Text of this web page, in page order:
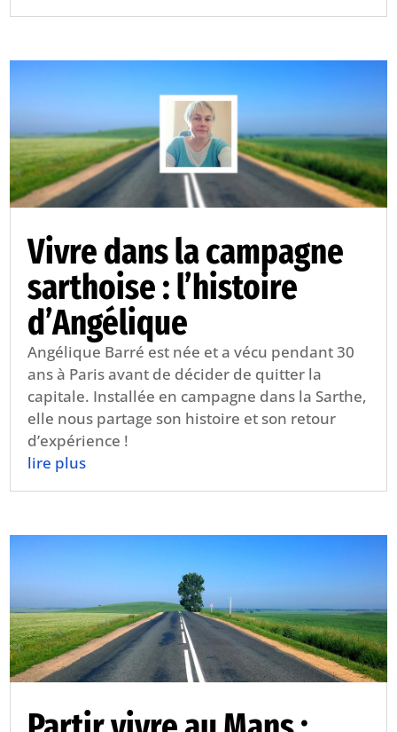
Vivre dans la campagne
sarthoise : l’histoire
d’Angélique
Angélique Barré est née et a vécu pendant 30
ans à Paris avant de décider de quitter la
capitale. Installée en campagne dans la Sarthe,
elle nous partage son histoire et son retour
d’expérience !
lire plus